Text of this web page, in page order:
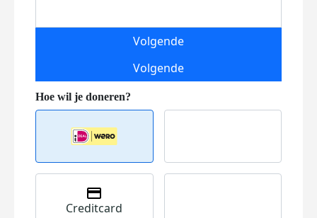
Volgende
Volgende
Creditcard